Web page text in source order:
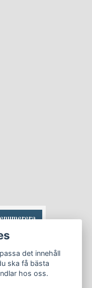
det innehåll
ska få bästa
hos oss.